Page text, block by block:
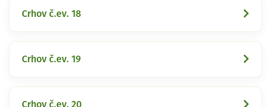
Crhov č.ev. 18
Crhov č.ev. 19
Crhov č.ev. 20